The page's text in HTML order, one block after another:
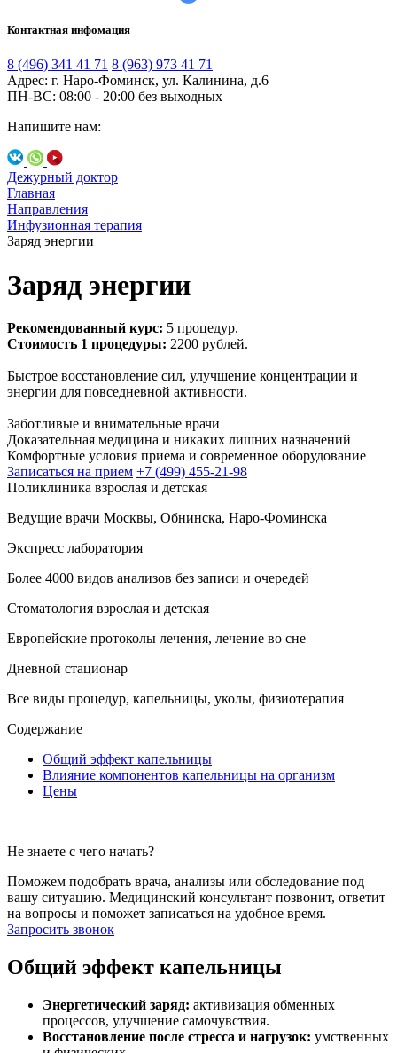
Контактная инфомация
8 (496) 341 41 71 8 (963) 973 41 71
Адрес: г. Наро-Фоминск, ул. Калинина, д.6
ПН-ВС: 08:00 - 20:00 без выходных
Напишите нам:
Дежурный доктор
Главная
Направления
Инфузионная терапия
Заряд энергии
Заряд энергии
Рекомендованный курс: 5 процедур.
Стоимость 1 процедуры: 2200 рублей.
Быстрое восстановление сил, улучшение концентрации и
энергии для повседневной активности.
Заботливые и внимательные врачи
Доказательная медицина и никаких лишних назначений
Комфортные условия приема и современное оборудование
Записаться на прием +7 (499) 455-21-98
Поликлиника взрослая и детская
Ведущие врачи Москвы, Обнинска, Наро-Фоминска
Экспресс лаборатория
Более 4000 видов анализов без записи и очередей
Стоматология взрослая и детская
Европейские протоколы лечения, лечение во сне
Дневной стационар
Все виды процедур, капельницы, уколы, физиотерапия
Содержание
Общий эффект капельницы
Влияние компонентов капельницы на организм
Цены
Не знаете с чего начать?
Поможем подобрать врача, анализы или обследование под
вашу ситуацию. Медицинский консультант позвонит, ответит
на вопросы и поможет записаться на удобное время.
Запросить звонок
Общий эффект капельницы
Энергетический заряд: активизация обменных
процессов, улучшение самочувствия.
Восстановление после стресса и нагрузок: умственных